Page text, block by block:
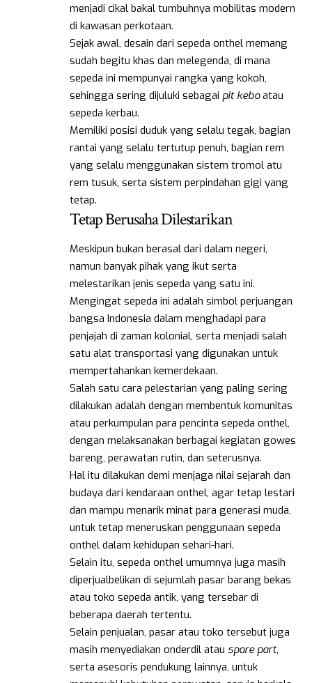
menjadi cikal bakal tumbuhnya mobilitas modern
di kawasan perkotaan.
Sejak awal, desain dari sepeda onthel memang
sudah begitu khas dan melegenda, di mana
sepeda ini mempunyai rangka yang kokoh,
sehingga sering dijuluki sebagai pit keboatau
sepeda kerbau.
Memiliki posisi duduk yang selalu tegak, bagian
rantai yang selalu tertutup penuh, bagian rem
yang selalu menggunakan sistem tromol atu
rem tusuk, serta sistem perpindahan gigi yang
tetap.
Tetap Berusaha Dilestarikan
Meskipun bukan berasal dari dalam negeri,
namun banyak pihak yang ikut serta
melestarikan jenis sepeda yang satu ini.
Mengingat sepeda ini adalah simbol perjuangan
bangsa Indonesia dalam menghadapi para
penjajah di zaman kolonial, serta menjadi salah
satu alat transportasi yang digunakan untuk
mempertahankan kemerdekaan.
Salah satu cara pelestarian yang paling sering
dilakukan adalah dengan membentuk komunitas
atau perkumpulan para pencinta sepeda onthel,
dengan melaksanakan berbagai kegiatan gowes
bareng, perawatan rutin, dan seterusnya.
Hal itu dilakukan demi menjaga nilai sejarah dan
budaya dari kendaraan onthel, agar tetap lestari
dan mampu menarik minat para generasi muda,
untuk tetap meneruskan penggunaan sepeda
onthel dalam kehidupan sehari-hari.
Selain itu, sepeda onthel umumnya juga masih
diperjualbelikan di sejumlah pasar barang bekas
atau toko sepeda antik, yang tersebar di
beberapa daerah tertentu.
Selain penjualan, pasar atau toko tersebut juga
masih menyediakan onderdil atau spare part,
serta asesoris pendukung lainnya, untuk